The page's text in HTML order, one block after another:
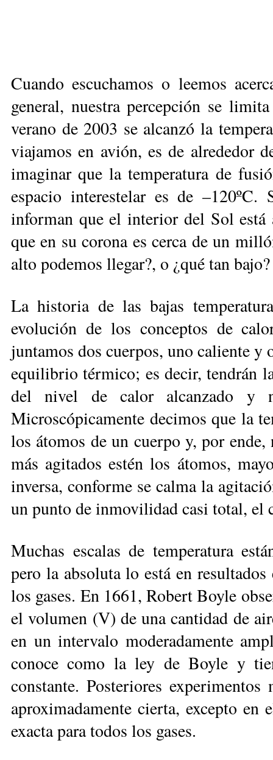
Cuando escuchamos o leemos
general, nuestra percepción se
verano de 2003 se alcanzó la
viajamos en avión, es de alrededor
imaginar que la temperatura de
espacio interestelar es de –120ºC.
informan que el interior del Sol
que en su corona es cerca de un
alto podemos llegar?, o ¿qué tan bajo?
La historia de las bajas
evolución de los conceptos de
juntamos dos cuerpos, uno caliente
equilibrio térmico; es decir, tendrán
del nivel de calor alcanzado y
Microscópicamente decimos que la
los átomos de un cuerpo y, por
más agitados estén los átomos,
inversa, conforme se calma la
un punto de inmovilidad casi total, el
Muchas escalas de temperatura
pero la absoluta lo está en
los gases. En 1661, Robert Boyle
el volumen (V) de una cantidad de
en un intervalo moderadamente
conoce como la ley de Boyle y
constante. Posteriores
aproximadamente cierta, excepto
exacta para todos los gases.